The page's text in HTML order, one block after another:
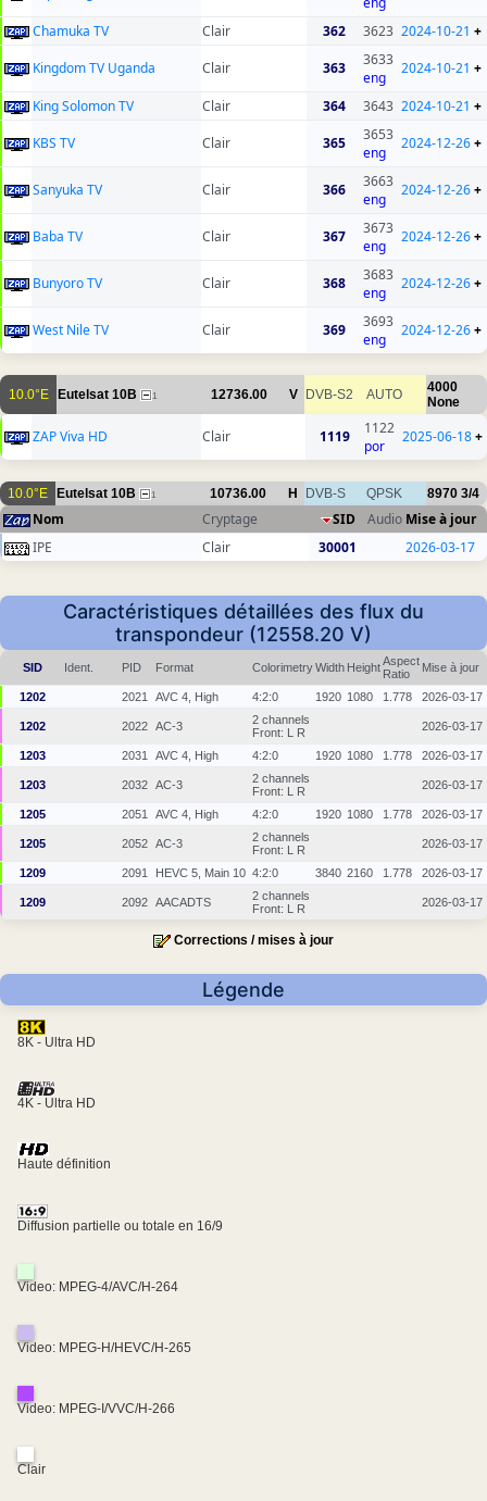
Chamuka TV Clair 362 3623 2024-10-21 +
Kingdom TV Uganda
Clair 363
3633
eng
2024-10-21 +
King Solomon TV Clair 364 3643 2024-10-21 +
KBS TV
Clair 365
3653
eng
2024-12-26+
Sanyuka TV Clair 366
3663
eng
2024-12-26+
Baba TV Clair 367
3673
eng
2024-12-26+
Bunyoro TV Clair 368
3683
eng
2024-12-26+
West Nile TV Clair 369
3693
eng
2024-12-26+
10.0°E Eutelsat 10B 1 12736.00 V DVB-S2 AUTO
4000
None
ZAP Viva HD Clair 1119
1122
por
2025-06-18+
10.0°E Eutelsat 10B 1 10736.00 H DVB-S QPSK 8970 3/4
Nom Cryptage SID Audio Mise à jour
IPE
Clair 30001 2026-03-17
Caractéristiques détaillées des flux du
transpondeur (12558.20 V)
SID Ident. PID Format ColorimetryWidth HeightAspect
Ratio
Mise à jour
1202 2021 AVC 4, High 4:2:0 1920 1080 1.778 2026-03-17
1202 2022 AC-3
2 channels
Front: L R
2026-03-17
1203 2031 AVC 4, High 4:2:0 1920 1080 1.778 2026-03-17
1203 2032 AC-3
2 channels
Front: L R
2026-03-17
1205 2051 AVC 4, High 4:2:0 1920 1080 1.778 2026-03-17
1205 2052 AC-3
2 channels
Front: L R
2026-03-17
1209 2091 HEVC 5, Main 10 4:2:0 3840 2160 1.778 2026-03-17
1209 2092 AACADTS
2 channels
Front: L R
2026-03-17
Corrections / mises à jour
Légende
8K - Ultra HD
4K - Ultra HD
Haute définition
Diffusion partielle ou totale en 16/9
Video: MPEG-4/AVC/H-264
Video: MPEG-H/HEVC/H-265
Video: MPEG-I/VVC/H-266
Clair